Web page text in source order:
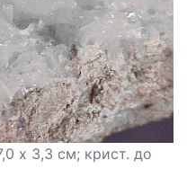
х 3,3 см; крист. до